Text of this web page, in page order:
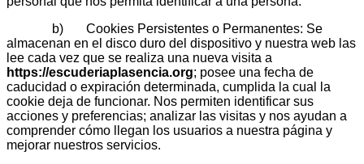
b) Cookies Persistentes o Permanentes: Se
almacenan en el disco duro del dispositivo y nuestra web las
lee cada vez que se realiza una nueva visita a
https://escuderiaplasencia.org; posee una fecha de
caducidad o expiración determinada, cumplida la cual la
cookie deja de funcionar. Nos permiten identificar sus
acciones y preferencias; analizar las visitas y nos ayudan a
comprender cómo llegan los usuarios a nuestra página y
mejorar nuestros servicios.